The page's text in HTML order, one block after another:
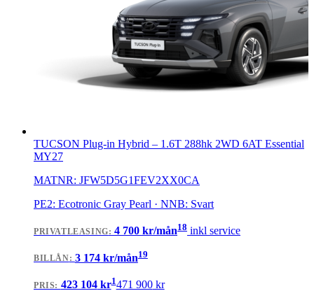
TUCSON Plug-in Hybrid – 1.6T 288hk 2WD 6AT Essential
MY27
MATNR: JFW5D5G1FEV2XX0CA
PE2: Ecotronic Gray Pearl · NNB: Svart
PRIVATLEASING:4 700 kr/mån18 inkl service
BILLÅN: 3 174kr/mån19
PRIS: 423 104kr1471 900kr